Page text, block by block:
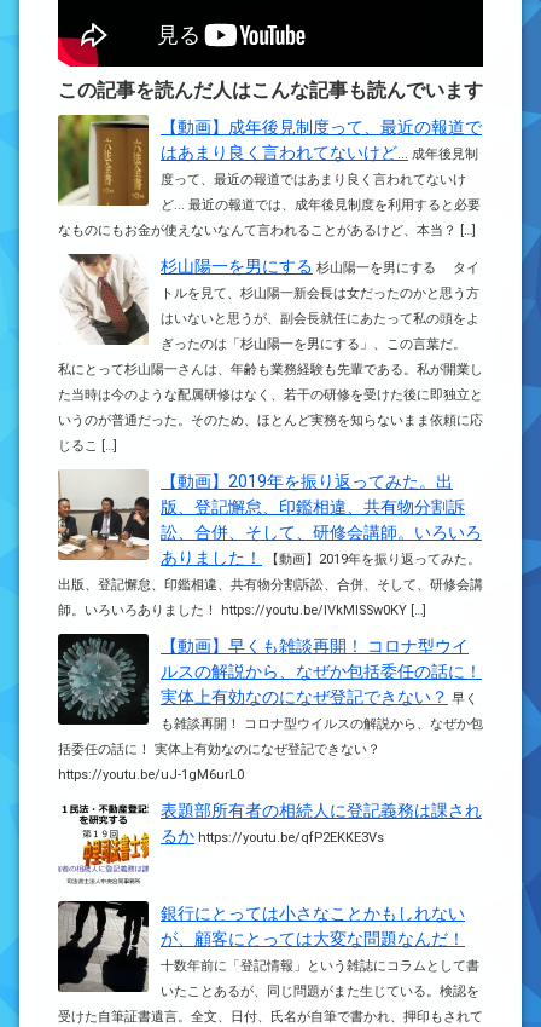
この記事を読んだ人はこんな記事も読んでいます
【動画】成年後見制度って、最近の報道で
はあまり良く言われてないけど… 成年後見制
度って、最近の報道ではあまり良く言われてないけ
ど... 最近の報道では、成年後見制度を利用すると必要
なものにもお金が使えないなんて言われることがあるけど、本当？ […]
杉山陽一を男にする 杉山陽一を男にする タイ
トルを見て、杉山陽一新会長は女だったのかと思う方
はいないと思うが、副会長就任にあたって私の頭をよ
ぎったのは「杉山陽一を男にする」、この言葉だ。
私にとって杉山陽一さんは、年齢も業務経験も先輩である。私が開業し
た当時は今のような配属研修はなく、若干の研修を受けた後に即独立と
いうのが普通だった。そのため、ほとんど実務を知らないまま依頼に応
じるこ […]
【動画】2019年を振り返ってみた。出
版、登記懈怠、印鑑相違、共有物分割訴
訟、合併、そして、研修会講師。いろいろ
ありました！
【動画】2019年を振り返ってみた。
出版、登記懈怠、印鑑相違、共有物分割訴訟、合併、そして、研修会講
師。いろいろありました！ https://youtu.be/IVkMlSSw0KY […]
【動画】早くも雑談再開！ コロナ型ウイ
ルスの解説から、なぜか包括委任の話に！
実体上有効なのになぜ登記できない？ 早く
も雑談再開！ コロナ型ウイルスの解説から、なぜか包
括委任の話に！ 実体上有効なのになぜ登記できない？
https://youtu.be/uJ-1gM6urL0
表題部所有者の相続人に登記義務は課され
るか https://youtu.be/qfP2EKKE3Vs
銀行にとっては小さなことかもしれない
が、顧客にとっては大変な問題なんだ！
十数年前に「登記情報」という雑誌にコラムとして書
いたことあるが、同じ問題がまた生じている。検認を
受けた自筆証書遺言。全文、日付、氏名が自筆で書かれ、押印もされて